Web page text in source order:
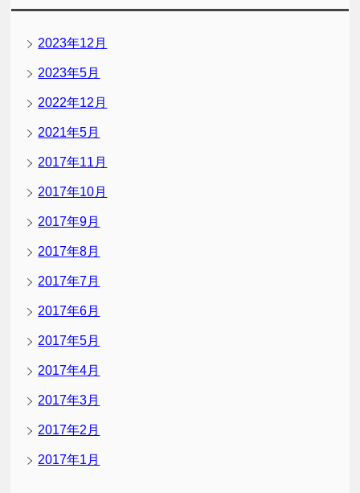
2023年12月
2023年5月
2022年12月
2021年5月
2017年11月
2017年10月
2017年9月
2017年8月
2017年7月
2017年6月
2017年5月
2017年4月
2017年3月
2017年2月
2017年1月